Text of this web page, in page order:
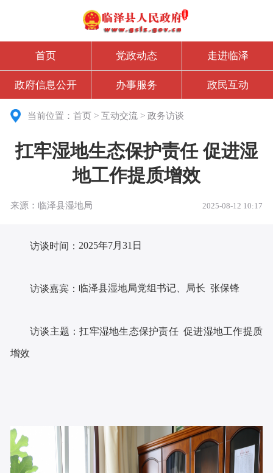
首页 党政动态 走进临泽
政府信息公开 办事服务 政民互动
当前位置：首页 >互动交流 >政务访谈
扛牢湿地生态保护责任 促进湿
地工作提质增效
来源：临泽县湿地局 2025-08-12 10:17
访谈时间 ：2025年7月31日
访谈嘉宾 ： 临泽县湿地局党组书记 、局长张保锋
访谈主题 ：扛牢湿地生态保护责任 促进湿地工作提质
增效